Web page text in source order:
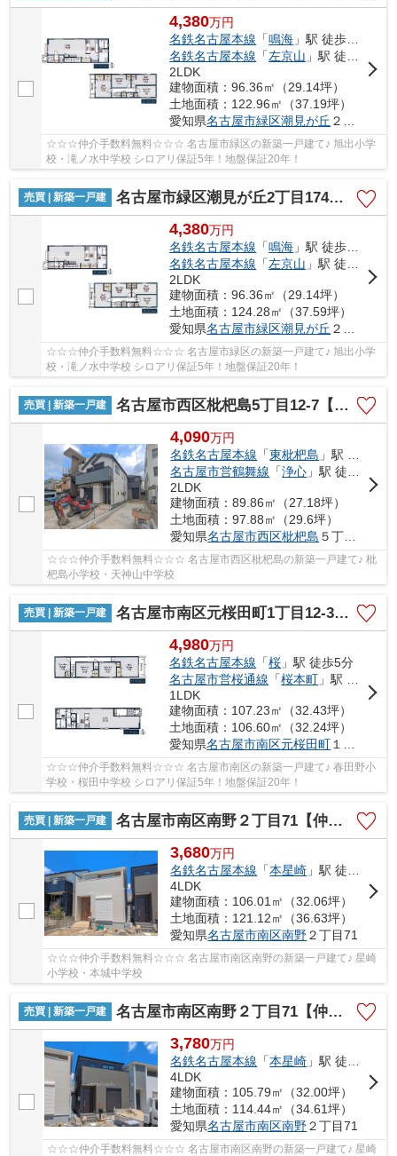
4,380万円
名鉄名古屋本線 「鳴海 」駅 徒歩22分
名鉄名古屋本線 「左京山 」駅 徒歩23分
2LDK
建物面積：96.36㎡（29.14坪）
土地面積：122.96㎡（37.19坪）
愛知県名古屋市緑区潮見が丘 ２丁目174
☆☆☆仲介手数料無料☆☆☆ 名古屋市緑区の新築一戸建て♪ 旭出小学
校・滝ノ水中学校 シロアリ保証5年！地盤保証20年！
売買 | 新築一戸建 名古屋市緑区潮見が丘2丁目174【仲介手数料無料】新築一戸建て 4号棟
4,380万円
名鉄名古屋本線 「鳴海 」駅 徒歩22分
名鉄名古屋本線 「左京山 」駅 徒歩23分
2LDK
建物面積：96.36㎡（29.14坪）
土地面積：124.28㎡（37.59坪）
愛知県名古屋市緑区潮見が丘 ２丁目174
☆☆☆仲介手数料無料☆☆☆ 名古屋市緑区の新築一戸建て♪ 旭出小学
校・滝ノ水中学校 シロアリ保証5年！地盤保証20年！
売買 | 新築一戸建 名古屋市西区枇杷島5丁目12-7【仲介手数料無料】新築一戸建て B号棟
4,090万円
名鉄名古屋本線 「東枇杷島 」駅 徒歩16分
名古屋市営鶴舞線 「浄心 」駅 徒歩17分
2LDK
建物面積：89.86㎡（27.18坪）
土地面積：97.88㎡（29.6坪）
愛知県名古屋市西区枇杷島 ５丁目12-7
☆☆☆仲介手数料無料☆☆☆ 名古屋市西区枇杷島の新築一戸建て♪ 枇
杷島小学校・天神山中学校
売買 | 新築一戸建 名古屋市南区元桜田町1丁目12-3【仲介手数料無料】新築一戸建て
4,980万円
名鉄名古屋本線 「桜 」駅 徒歩5分
名古屋市営桜通線 「桜本町 」駅 徒歩5分
1LDK
建物面積：107.23㎡（32.43坪）
土地面積：106.60㎡（32.24坪）
愛知県名古屋市南区元桜田町 １丁目12-3
☆☆☆仲介手数料無料☆☆☆ 名古屋市南区の新築一戸建て♪ 春田野小
学校・桜田中学校 シロアリ保証5年！地盤保証20年！
売買 | 新築一戸建 名古屋市南区南野２丁目71【仲介手数料無料】新築一戸建て 1号棟
3,680万円
名鉄名古屋本線 「本星崎 」駅 徒歩17分
4LDK
建物面積：106.01㎡（32.06坪）
土地面積：121.12㎡（36.63坪）
愛知県名古屋市南区南野２丁目71
☆☆☆仲介手数料無料☆☆☆ 名古屋市南区南野の新築一戸建て♪ 星崎
小学校・本城中学校
売買 | 新築一戸建 名古屋市南区南野２丁目71【仲介手数料無料】新築一戸建て 2号棟
3,780万円
名鉄名古屋本線 「本星崎 」駅 徒歩17分
4LDK
建物面積：105.79㎡（32.00坪）
土地面積：114.44㎡（34.61坪）
愛知県名古屋市南区南野２丁目71
☆☆☆仲介手数料無料☆☆☆ 名古屋市南区南野の新築一戸建て♪ 星崎